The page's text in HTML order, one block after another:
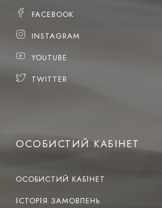
FACEBOOK
INSTAGRAM
YOUTUBE
TWITTER
ОСОБИСТИЙ КАБІНЕТ
ОСОБИСТИЙ КАБІНЕТ
ІСТОРІЯ ЗАМОВЛЕНЬ